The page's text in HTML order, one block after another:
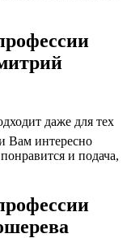
даже для тех
Вам интересно
и подача,